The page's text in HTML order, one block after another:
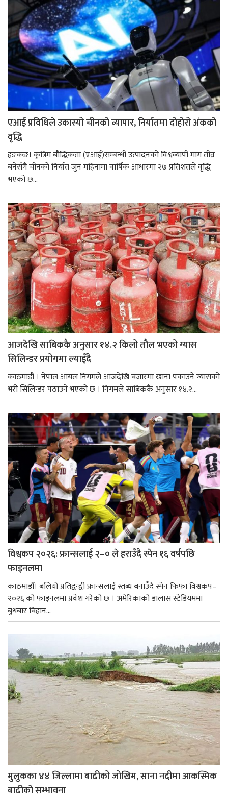
एआई प्रविधिले उकास्यो चीनको व्यापार, निर्यातमा दोहोरो अंकको
वृद्धि
हङकङ। कृत्रिम बौद्धिकता (एआई)सम्बन्धी उत्पादनको विश्वव्यापी माग तीव्र
बनेसँगै चीनको निर्यात जुन महिनामा वार्षिक आधारमा २७ प्रतिशतले वृद्धि
भएको छ...
आजदेखि साबिककै अनुसार १४.२ किलो तौल भएको ग्यास
सिलिन्डर प्रयोगमा ल्याइँदै
काठमाडौं । नेपाल आयल निगमले आजदेखि बजारमा खाना पकाउने ग्यासको
भरी सिलिन्डर पठाउने भएको छ । निगमले साबिककै अनुसार १४.२...
विश्वकप २०२६: फ्रान्सलाई २–० ले हराउँदै स्पेन १६ वर्षपछि
फाइनलमा
काठमाडौँ। बलियो प्रतिद्वन्द्वी फ्रान्सलाई स्तब्ध बनाउँदै स्पेन फिफा विश्वकप–
२०२६ को फाइनलमा प्रवेश गरेको छ । अमेरिकाको डालास स्टेडियममा
बुधबार बिहान...
मुलुकका ४४ जिल्लामा बाढीको जोखिम, साना नदीमा आकस्मिक
बाढीको सम्भावना